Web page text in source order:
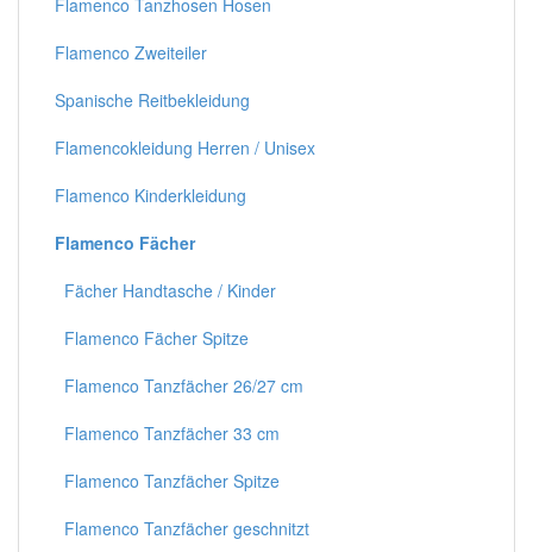
Flamenco Tanzhosen Hosen
Flamenco Zweiteiler
Spanische Reitbekleidung
Flamencokleidung Herren / Unisex
Flamenco Kinderkleidung
Flamenco Fächer
Fächer Handtasche / Kinder
Flamenco Fächer Spitze
Flamenco Tanzfächer 26/27 cm
Flamenco Tanzfächer 33 cm
Flamenco Tanzfächer Spitze
Flamenco Tanzfächer geschnitzt